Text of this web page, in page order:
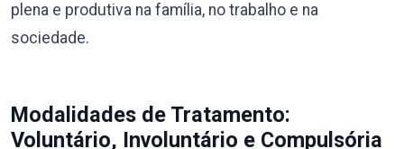
plena e produtiva na família, no trabalho e na
sociedade.
Modalidades de Tratamento:
Voluntário, Involuntário e Compulsória